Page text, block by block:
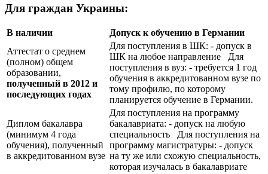
Для граждан Украины:
В наличии
Допуск к обучению в Германии
Аттестат о среднем
(полном) общем
образовании,
полученный в 2012 и
последующих годах
Для поступления в ШК: - допуск в
ШК на любое направление Для
поступления в вуз: - требуется 1 год
обучения в аккредитованном вузе по
тому профилю, по которому
планируется обучение в Германии.
Диплом бакалавра
(минимум 4 года
обучения), полученный
в аккредитованном вузе
Для поступления на программу
бакалавриата: - допуск на любую
специальность Для поступления на
программу магистратуры: - допуск
на ту же или схожую специальность,
которая изучалась в бакалавриате